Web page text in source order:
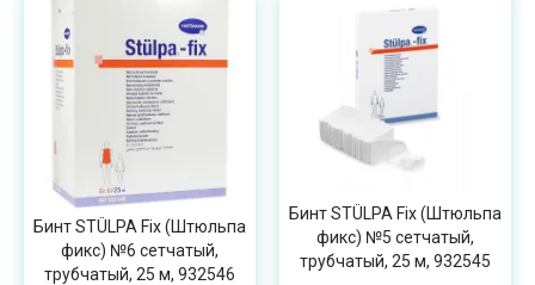
Бинт STÜLPA Fix (Штюльпа
фикс) №6 сетчатый,
трубчатый, 25 м, 932546
Бинт STÜLPA Fix (Штюльпа
фикс) №5 сетчатый,
трубчатый, 25 м, 932545